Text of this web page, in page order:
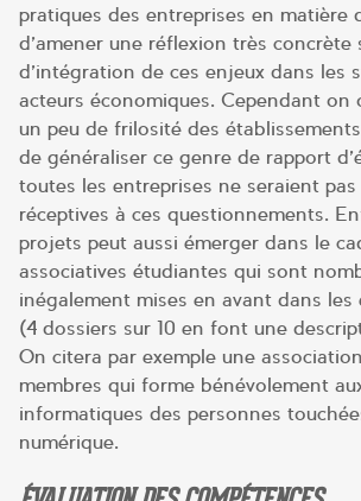
pratiques des entreprises en matière
d’amener une réflexion très concrète
d’intégration de ces enjeux dans les
acteurs économiques. Cependant on
un peu de frilosité des
de généraliser ce genre de rapport
toutes les entreprises ne seraient
réceptives à ces questionnements.
projets peut aussi émerger dans le
associatives étudiantes qui sont
inégalement mises en avant dans les
(4 dossiers sur 10 en font une
On citera par exemple une
membres qui forme bénévolement
informatiques des personnes
numérique.